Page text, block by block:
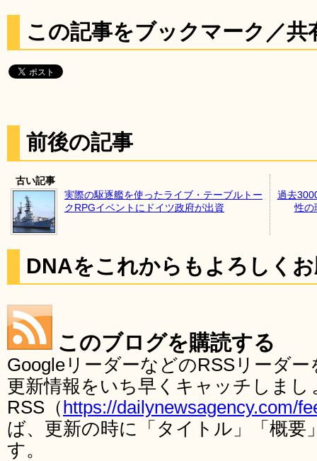
この記事をブックマーク／共
前後の記事
古い記事
実際の駆逐艦を使ったライブ・テーブルトー
クRPGイベントにドイツ政府が出資
過去
性の
DNAをこれからもよろしく
このブログを購読する
GoogleリーダーなどのRSSリーダ
更新情報をいち早くキャッチしま
RSS（ https://dailynewsagency.com/
ば、更新の時に「タイトル」「概要
す。